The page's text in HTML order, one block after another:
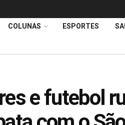
COLUNAS ESPORTES
e futebol